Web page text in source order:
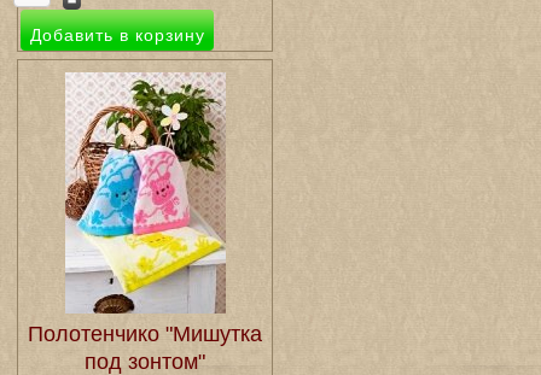
Полотенчико "Мишутка
под зонтом"